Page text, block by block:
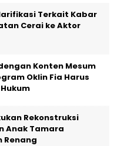
Terkait Kabar
Cerai ke Aktor
Konten Mesum
Oklin Fia Harus
Rekonstruksi
Anak Tamara
Renang